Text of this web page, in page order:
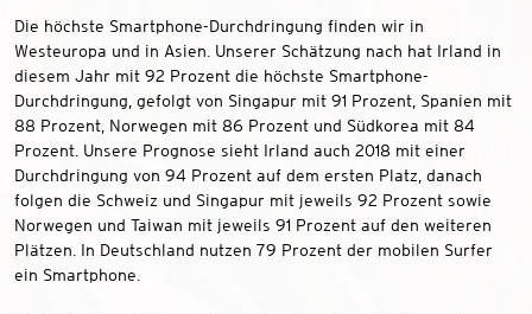
Die höchste Smartphone-Durchdringung finden wir in
Westeuropa und in Asien. Unserer Schätzung nach hat Irland in
diesem Jahr mit 92 Prozent die höchste Smartphone-
Durchdringung, gefolgt von Singapur mit 91 Prozent, Spanien mit
88 Prozent, Norwegen mit 86 Prozent und Südkorea mit 84
Prozent. Unsere Prognose sieht Irland auch 2018 mit einer
Durchdringung von 94 Prozent auf dem ersten Platz, danach
folgen die Schweiz und Singapur mit jeweils 92 Prozent sowie
Norwegen und Taiwan mit jeweils 91 Prozent auf den weiteren
Plätzen. In Deutschland nutzen 79 Prozent der mobilen Surfer
ein Smartphone.